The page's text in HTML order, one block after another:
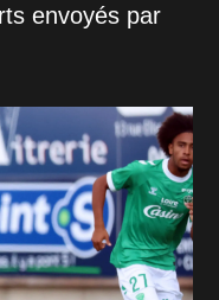
envoyés par